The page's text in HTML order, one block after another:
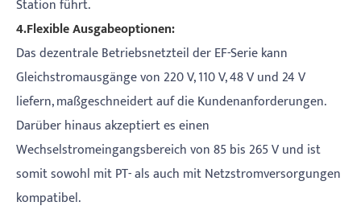
Station führt.
4.Flexible Ausgabeoptionen:
Das dezentrale Betriebsnetzteil der EF-Serie kann
Gleichstromausgänge von 220 V, 110 V, 48 V und 24 V
liefern, maßgeschneidert auf die Kundenanforderungen.
Darüber hinaus akzeptiert es einen
Wechselstromeingangsbereich von 85 bis 265 V und ist
somit sowohl mit PT- als auch mit Netzstromversorgungen
kompatibel.